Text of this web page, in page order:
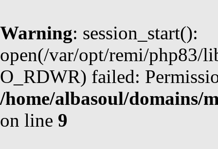
Warning: session_start():
open(/var/opt/remi/php83/
O_RDWR) failed:
/home/albasoul/domains/
on line 9